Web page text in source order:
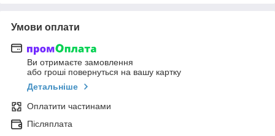
Умови оплати
Ви отримаєте замовлення
або гроші повернуться на вашу картку
Детальніше
Оплатити частинами
Післяплата